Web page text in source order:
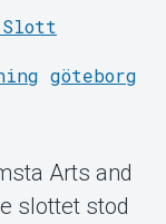
Slott
göteborg
Arts and
slottet stod